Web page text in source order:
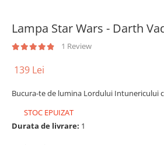
Lampa Star Wars - Darth
1 Review
139 Lei
Bucura-te de lumina Lordului Intunericului
STOC EPUIZAT
Durata de livrare: 1